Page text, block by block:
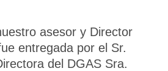
asesor y Director
entregada por el Sr.
del DGAS Sra.